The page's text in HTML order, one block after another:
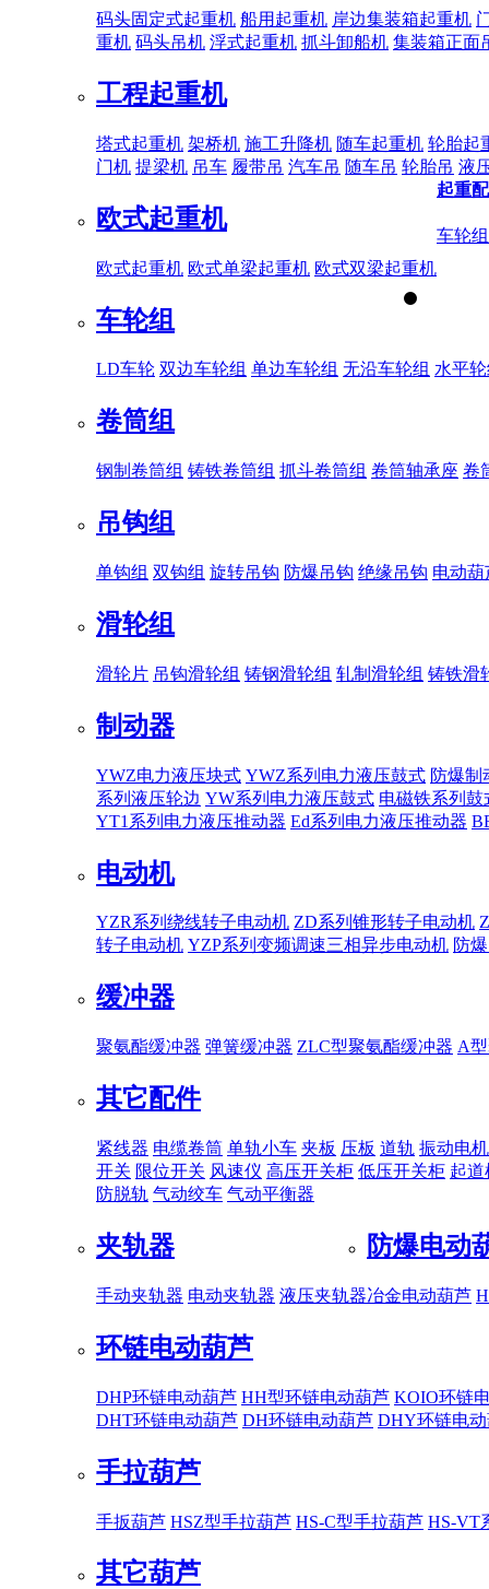
码头固定式起重机 船用起重机 岸边集装箱起重机
重机 码头吊机 浮式起重机 抓斗卸船机 集装箱正面
工程起重机
塔式起重机 架桥机 施工升降机 随车起重机 轮胎起
门机 提梁机 吊车 履带吊 汽车吊 随车吊 轮胎吊 液
欧式起重机
欧式起重机 欧式单梁起重机 欧式双梁起重机
起重
车轮组
车轮组
LD车轮 双边车轮组 单边车轮组 无沿车轮组 水平
卷筒组
钢制卷筒组 铸铁卷筒组 抓斗卷筒组 卷筒轴承座 卷
吊钩组
单钩组 双钩组 旋转吊钩 防爆吊钩 绝缘吊钩 电动
滑轮组
滑轮片 吊钩滑轮组 铸钢滑轮组 轧制滑轮组 铸铁滑
制动器
YWZ电力液压块式 YWZ系列电力液压鼓式 防爆制
系列液压轮边 YW系列电力液压鼓式 电磁铁系列鼓
YT1系列电力液压推动器 Ed系列电力液压推动器
电动机
YZR系列绕线转子电动机 ZD系列锥形转子电动机
转子电动机 YZP系列变频调速三相异步电动机 防
缓冲器
聚氨酯缓冲器 弹簧缓冲器 ZLC型聚氨酯缓冲器 A
其它配件
紧线器 电缆卷筒 单轨小车 夹板 压板 道轨 振动电机
开关 限位开关 风速仪 高压开关柜 低压开关柜 起道
防脱轨 气动绞车 气动平衡器
夹轨器
手动夹轨器 电动夹轨器 液压夹轨器
防爆电动
冶金电动葫芦
环链电动葫芦
DHP环链电动葫芦 HH型环链电动葫芦 KOIO环链
DHT环链电动葫芦 DH环链电动葫芦 DHY环链电
手拉葫芦
手扳葫芦 HSZ型手拉葫芦 HS-C型手拉葫芦 HS-VT
其它葫芦